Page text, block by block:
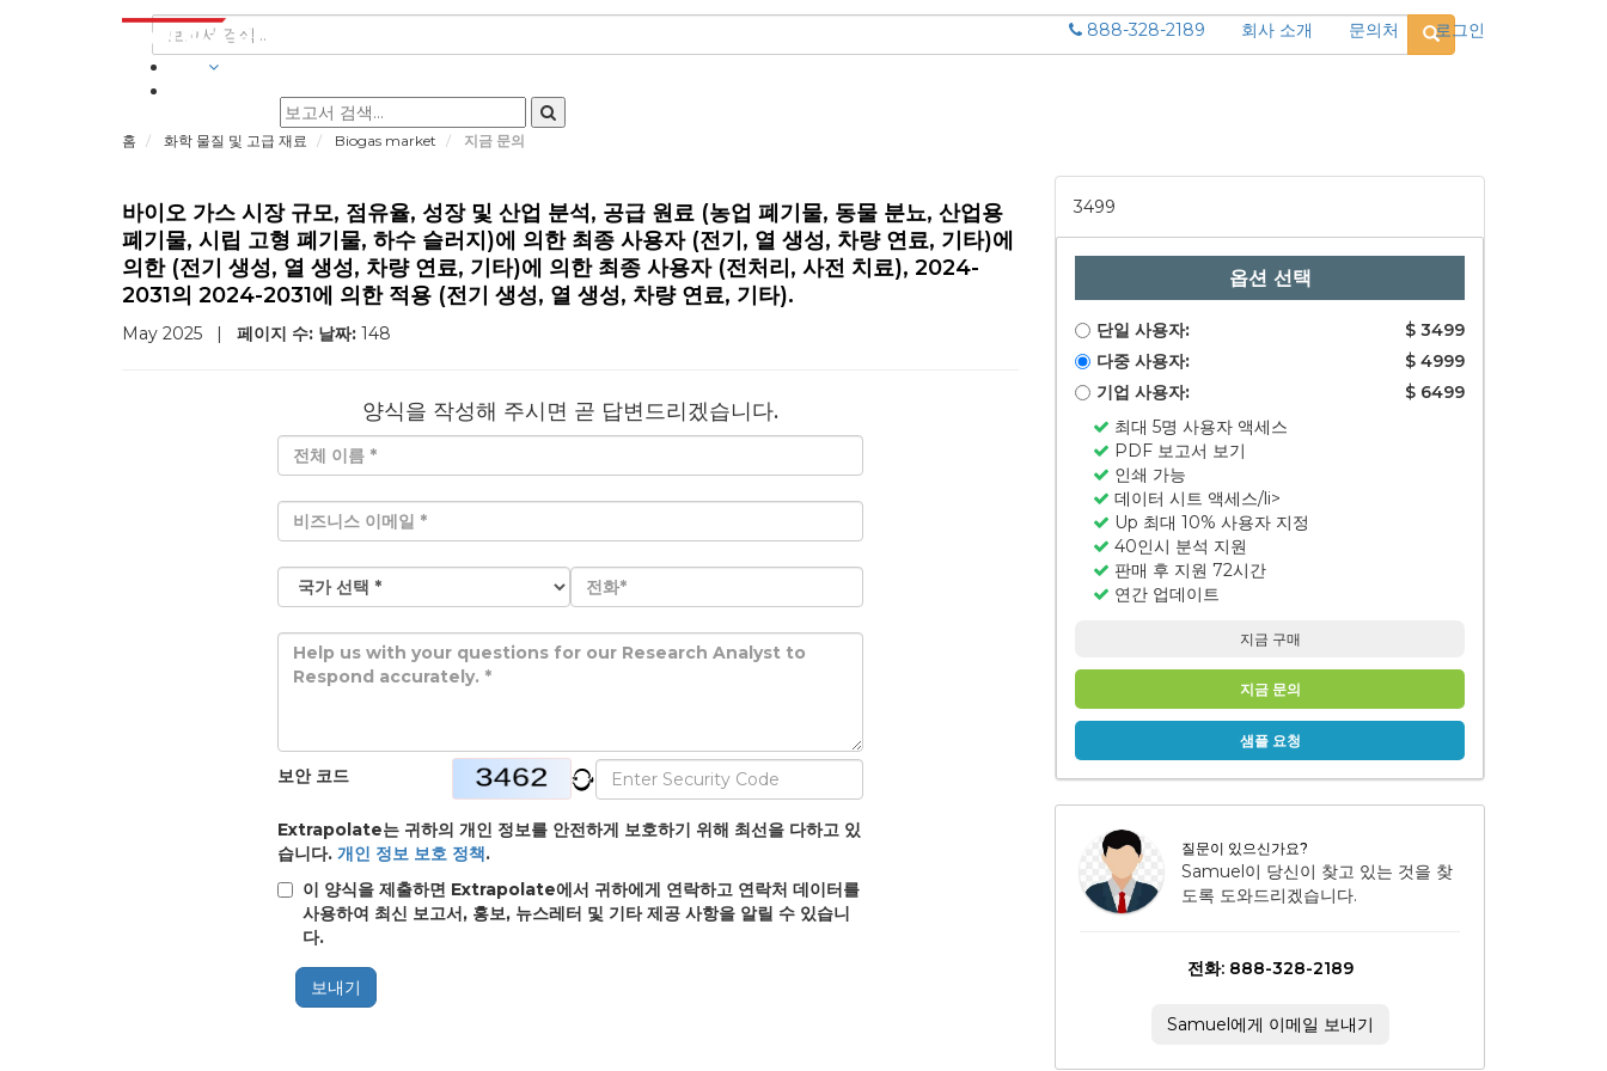
888-328-2189 회사 소개 문의처
로그인
홈 화학 물질 및 고급 재료 Biogas market 지금 문의
바이오 가스 시장 규모, 점유율, 성장 및 산업 분석, 공급 원료 (농업 폐기물, 동물 분뇨, 산업용
폐기물, 시립 고형 폐기물, 하수 슬러지)에 의한 최종 사용자 (전기, 열 생성, 차량 연료, 기타)에
의한 (전기 생성, 열 생성, 차량 연료, 기타)에 의한 최종 사용자 (전처리, 사전 치료), 2024-
2031의 2024-2031에 의한 적용 (전기 생성, 열 생성, 차량 연료, 기타).
May 2025 | 페이지 수: 날짜: 148
양식을 작성해 주시면 곧 답변드리겠습니다.
보안 코드
Extrapolate는 귀하의 개인 정보를 안전하게 보호하기 위해 최선을 다하고 있
습니다. 개인 정보 보호 정책.
이 양식을 제출하면 Extrapolate에서 귀하에게 연락하고 연락처 데이터를
사용하여 최신 보고서, 홍보, 뉴스레터 및 기타 제공 사항을 알릴 수 있습니
다.
보내기
3499
옵션 선택
단일 사용자:
$ 3499
다중 사용자:
$ 4999
기업 사용자:
$ 6499
최대 5명 사용자 액세스
PDF 보고서 보기
인쇄 가능
데이터 시트 액세스/li>
Up 최대 10% 사용자 지정
40인시 분석 지원
판매 후 지원 72시간
연간 업데이트
지금 구매
지금 문의
샘플 요청
질문이 있으신가요?
Samuel이 당신이 찾고 있는 것을 찾
도록 도와드리겠습니다.
전화: 888-328-2189
Samuel에게 이메일 보내기